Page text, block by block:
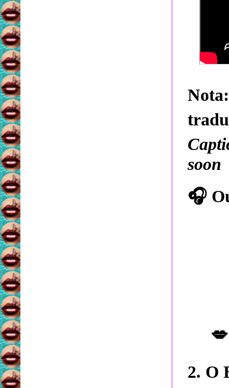
soon
🎧
💋
2. O